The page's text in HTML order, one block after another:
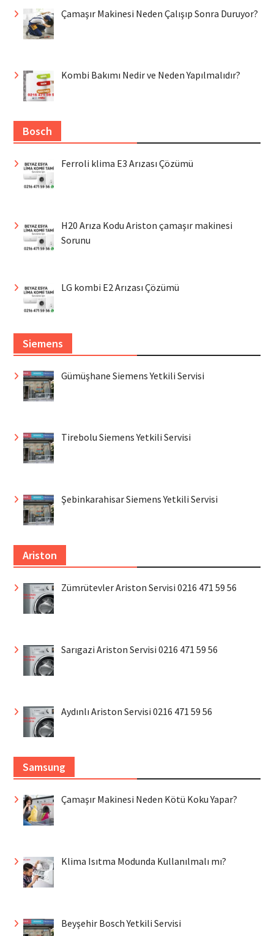
Çamaşır Makinesi Neden Çalışıp Sonra Duruyor?
Kombi Bakımı Nedir ve Neden Yapılmalıdır?
Bosch
Ferroli klima E3 Arızası Çözümü
H20 Arıza Kodu Ariston çamaşır makinesi
Sorunu
LG kombi E2 Arızası Çözümü
Siemens
Gümüşhane Siemens Yetkili Servisi
Tirebolu Siemens Yetkili Servisi
Şebinkarahisar Siemens Yetkili Servisi
Ariston
Zümrütevler Ariston Servisi 0216 471 59 56
Sarıgazi Ariston Servisi 0216 471 59 56
Aydınlı Ariston Servisi 0216 471 59 56
Samsung
Çamaşır Makinesi Neden Kötü Koku Yapar?
Klima Isıtma Modunda Kullanılmalı mı?
Beyşehir Bosch Yetkili Servisi